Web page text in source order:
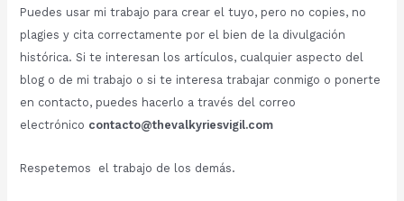
Puedes usar mi trabajo para crear el tuyo, pero no copies, no
plagies y cita correctamente por el bien de la divulgación
histórica. Si te interesan los artículos, cualquier aspecto del
blog o de mi trabajo o si te interesa trabajar conmigo o ponerte
en contacto, puedes hacerlo a través del correo
electrónico contacto@thevalkyriesvigil.com
Respetemos el trabajo de los demás.